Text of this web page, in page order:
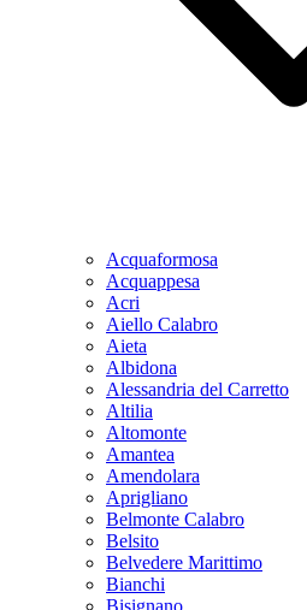
Acquaformosa
Acquappesa
Acri
Aiello Calabro
Aieta
Albidona
Alessandria del Carretto
Altilia
Altomonte
Amantea
Amendolara
Aprigliano
Belmonte Calabro
Belsito
Belvedere Marittimo
Bianchi
Bisignano